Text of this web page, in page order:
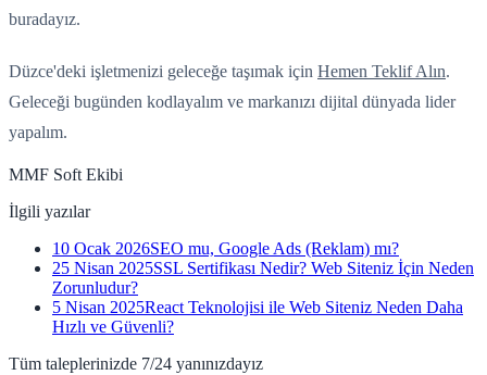
buradayız.
Düzce'deki işletmenizi geleceğe taşımak için Hemen Teklif Alın.
Geleceği bugünden kodlayalım ve markanızı dijital dünyada lider
yapalım.
MMF Soft Ekibi
İlgili yazılar
10 Ocak 2026SEO mu, Google Ads (Reklam) mı?
25 Nisan 2025SSL Sertifikası Nedir? Web Siteniz İçin Neden
Zorunludur?
5 Nisan 2025React Teknolojisi ile Web Siteniz Neden Daha
Hızlı ve Güvenli?
Tüm taleplerinizde 7/24 yanınızdayız